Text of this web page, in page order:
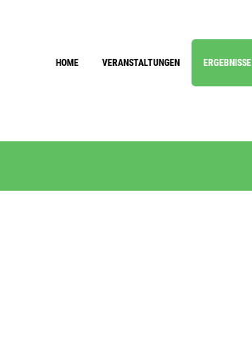
HOME VERANSTALTUNGEN ERGEBNISSE